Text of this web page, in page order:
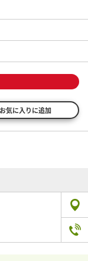
お気に入りに追加